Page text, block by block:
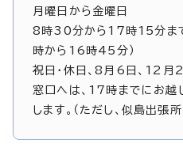
月曜日から金曜日
8時30分から17時15分まで
時から16時45分）
祝日・休日、8月6日、12
窓口へは、17時までにお越
します。（ただし、似島出